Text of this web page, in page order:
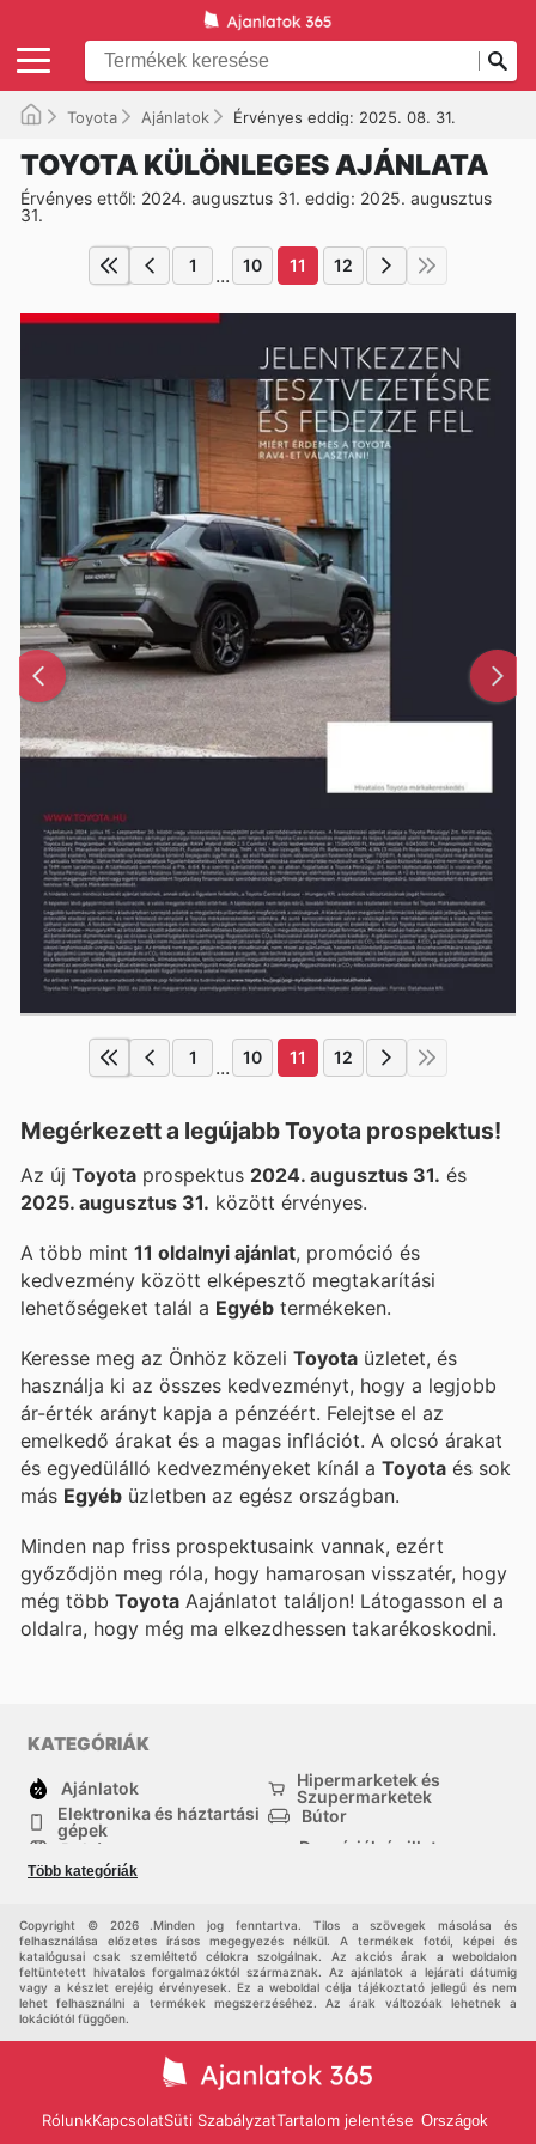
Toyota Ajánlatok Érvényes eddig: 2025. 08. 31.
TOYOTA KÜLÖNLEGES AJÁNLATA
Érvényes ettől: 2024. augusztus 31. eddig: 2025. augusztus
31.
1 ... 10 11 12
1 ... 10 11 12
Megérkezett a legújabb Toyota prospektus!
Az új Toyota prospektus 2024. augusztus 31. és
2025. augusztus 31. között érvényes.
A több mint 11 oldalnyi ajánlat, promóció és
kedvezmény között elképesztő megtakarítási
lehetőségeket talál a Egyéb termékeken.
Keresse meg az Önhöz közeli Toyota üzletet, és
használja ki az összes kedvezményt, hogy a legjobb
ár-érték arányt kapja a pénzéért. Felejtse el az
emelkedő árakat és a magas inflációt. A olcsó árakat
és egyedülálló kedvezményeket kínál a Toyota és sok
más Egyéb üzletben az egész országban.
Minden nap friss prospektusaink vannak, ezért
győződjön meg róla, hogy hamarosan visszatér, hogy
még több Toyota Aajánlatot találjon! Látogasson el a
oldalra, hogy még ma elkezdhessen takarékoskodni.
KATEGÓRIÁK
Ajánlatok
Hipermarketek és
Szupermarketek
Elektronika és háztartási
gépek
Bútor
Ruházat
Drogériák és illatszer-
háztartási cikkek
Több kategóriák
Copyright © 2026 .Minden jog fenntartva. Tilos a szövegek másolása és
felhasználása előzetes írásos megegyezés nélkül. A termékek fotói, képei és
katalógusai csak szemléltető célokra szolgálnak. Az akciós árak a weboldalon
feltüntetett hivatalos forgalmazóktól származnak. Az ajánlatok a lejárati dátumig
vagy a készlet erejéig érvényesek. Ez a weboldal célja tájékoztató jellegű és nem
lehet felhasználni a termékek megszerzéséhez. Az árak változóak lehetnek a
lokációtól függően.
RólunkKapcsolatSüti SzabályzatTartalom jelentése Országok